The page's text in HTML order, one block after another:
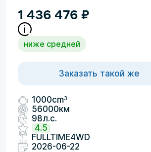
1 436 476 ₽
ниже средней
Заказать такой же
1000cm3
56000км
98л.с.
4.5
FULLTIME4WD
2026-06-22